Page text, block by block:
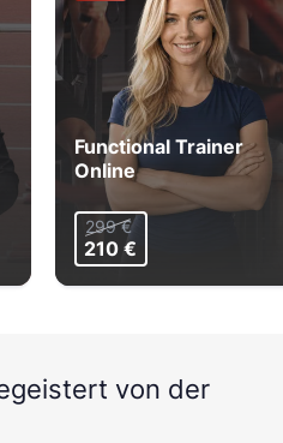
Functional Trainer
Online
299 €
210 €
von der